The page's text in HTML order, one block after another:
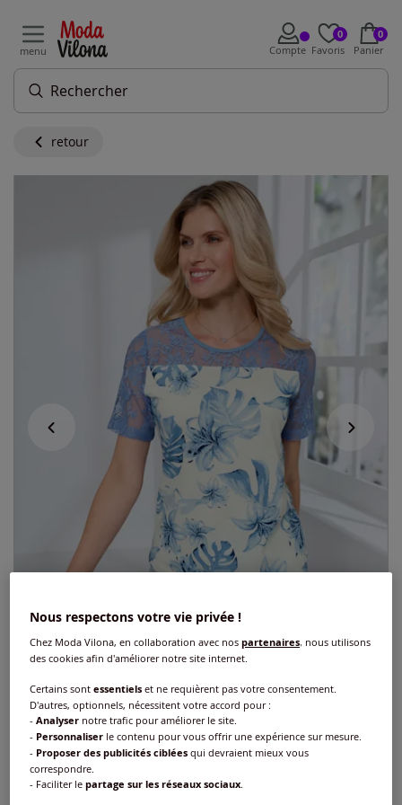
menu Compte
0
Favoris
0
Panier
retour
Exclu web
T-shirt en dentelle détails élégants en
dentelle
Réf : 452.886.004
Nous respectons votre vie privée !
Chez Moda Vilona, en collaboration avec nospartenaires, nous utilisons
des cookies afin d'améliorer notre site internet.
Certains sontessentiels et ne requièrent pas votre consentement.
D'autres, optionnels, nécessitent votre accord pour :
-Analyser notre trafic pour améliorer le site.
- Personnaliser le contenu pour vous offrir une expérience sur mesure.
- Proposer des publicités ciblées qui devraient mieux vous
correspondre.
- Faciliter lepartage sur les réseaux sociaux